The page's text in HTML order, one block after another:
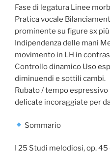
Fase di legatura Linee
Pratica vocale
prominente su figure sx
Indipendenza delle mani
movimento in LH in
Controllo dinamico Uso
diminuendi e sottili cambi.
Rubato / tempo
delicate incoraggiate per
Sommario
I 25 Studi melodiosi, op.